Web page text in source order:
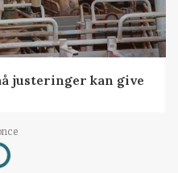
justeringer kan give